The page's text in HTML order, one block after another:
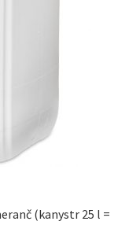
(kanystr 25 l =